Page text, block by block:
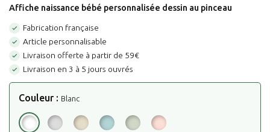
Affiche naissance bébé personnalisée dessin au pinceau
 Fabrication française
 Article personnalisable
 Livraison offerte à partir de 59€
 Livraison en 3 à 5 jours ouvrés
Couleur : Blanc